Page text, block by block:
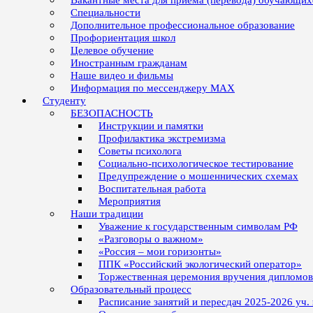
Специальности
Дополнительное профессиональное образование
Профориентация школ
Целевое обучение
Иностранным гражданам
Наше видео и фильмы
Информация по мессенджеру MAX
Студенту
БЕЗОПАСНОСТЬ
Инструкции и памятки
Профилактика экстремизма
Советы психолога
Социально-психологическое тестирование
Предупреждение о мошеннических схемах
Воспитательная работа
Мероприятия
Наши традиции
Уважение к государственным символам РФ
«Разговоры о важном»
«Россия – мои горизонты»
ППК «Российский экологический оператор»
Торжественная церемония вручения
Образовательный процесс
Расписание занятий и пересдач 2025-2026 уч.